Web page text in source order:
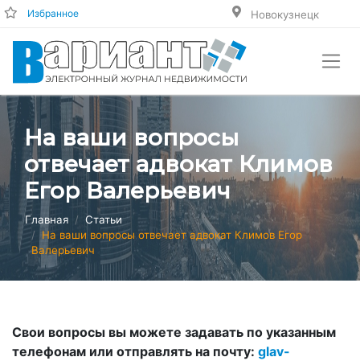
Избранное Новокузнецк
На ваши вопросы
отвечает адвокат Климов
Егор Валерьевич
Главная
Статьи
На ваши вопросы отвечает адвокат Климов Егор
Валерьевич
Свои вопросы вы можете задавать по указанным
телефонам или отправлять на почту: glav-